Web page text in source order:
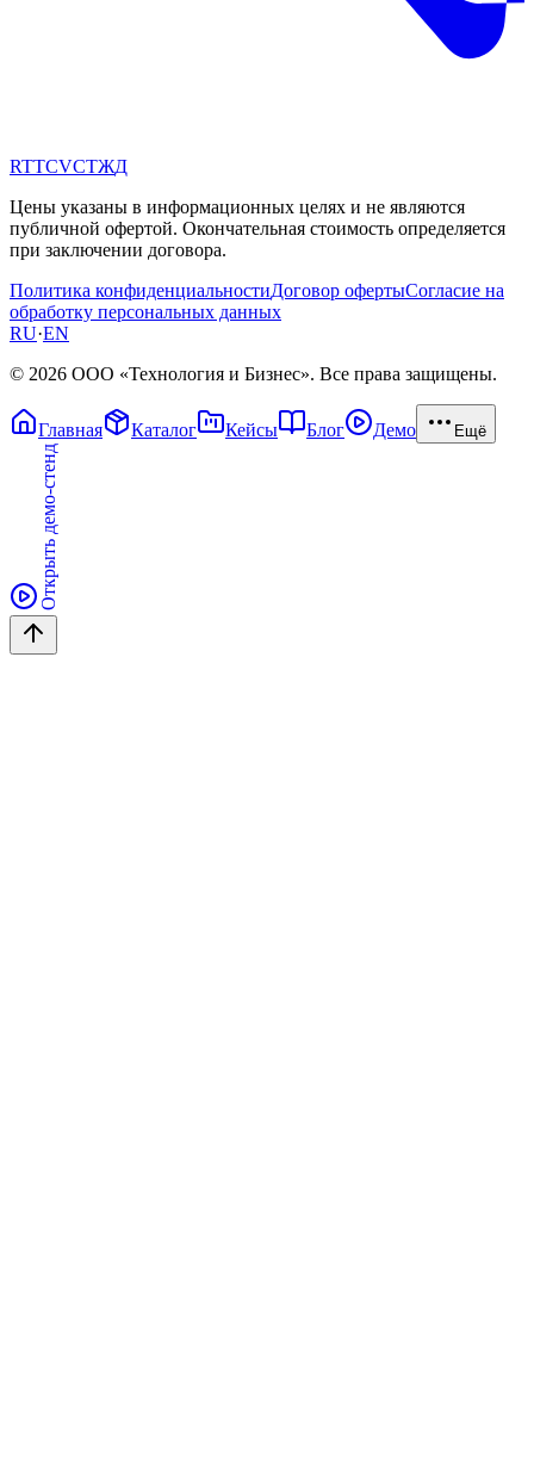
RTTCVCТЖД
Цены указаны в информационных целях и не являются
публичной офертой. Окончательная стоимость определяется
при заключении договора.
Политика конфиденциальностиДоговор офертыСогласие на
обработку персональных данных
RU·EN
© 2026 ООО «Технология и Бизнес». Все права защищены.
Главная Каталог Кейсы Блог Демо Ещё
Открыть демо-стенд